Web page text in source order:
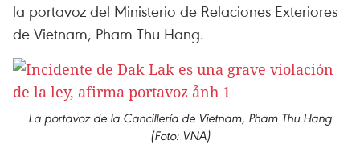
la portavoz del Ministerio de Relaciones Exteriores
de Vietnam, Pham Thu Hang.
La portavoz de la Cancillería de Vietnam, Pham Thu Hang
(Foto: VNA)